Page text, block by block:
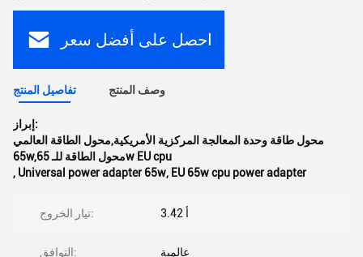
احصل على أفضل سعر
تفاصيل المنتج وصف المنتج
إبراز:
محول طاقة وحدة المعالجة المركزية الأمريكية,محول الطاقة العالمي
65w,محول الطاقة للـ 65w EU cpu
, Universal power adapter 65w, EU 65w cpu power adapter
تيار الخروج: 3.42 أ
التوافق: عالمية